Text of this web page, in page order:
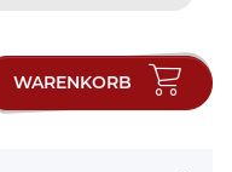
WARENKORB